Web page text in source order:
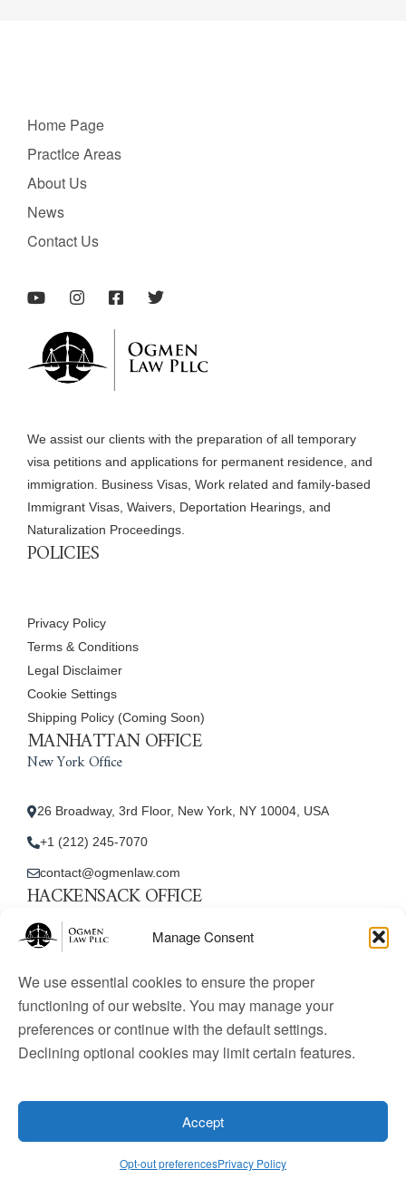
Manage Consent
We use essential cookies to ensure the proper
functioning of our website. You may manage your
preferences or continue with the default settings.
Declining optional cookies may limit certain features.
Accept
Opt-out preferencesPrivacy Policy
Home Page
PractIce Areas
About Us
News
Contact Us
We assist our clients with the preparation of all temporary
visa petitions and applications for permanent residence, and
immigration. Business Visas, Work related and family-based
Immigrant Visas, Waivers, Deportation Hearings, and
Naturalization Proceedings.
POLICIES
Privacy Policy
Terms & Conditions
Legal Disclaimer
Cookie Settings
Shipping Policy (Coming Soon)
MANHATTAN OFFICE
New York Office
26 Broadway, 3rd Floor, New York, NY 10004, USA
+1 (212) 245-7070
contact@ogmenlaw.com
HACKENSACK OFFICE
New Jersey Office
contact@ogmenlaw.com
content is for informational purposes only and does not
constitute legal advice.